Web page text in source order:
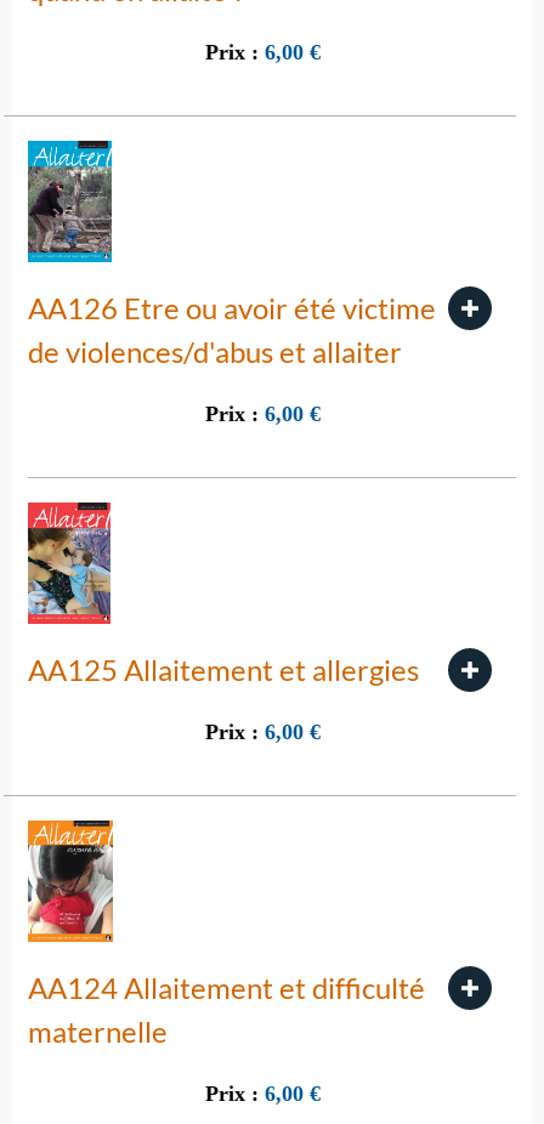
Prix : 6,00 €
AA126 Etre ou avoir été victime
de violences/d'abus et allaiter
Prix : 6,00 €
AA125 Allaitement et allergies
Prix : 6,00 €
AA124 Allaitement et difficulté
maternelle
Prix : 6,00 €